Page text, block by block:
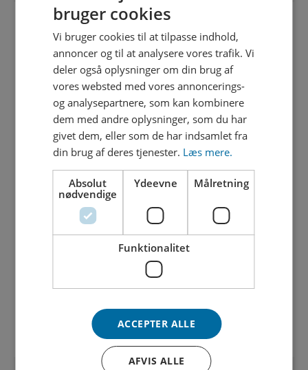
overbelastet, og der sker overløb.
bruger cookies
Vi bruger cookies til at tilpasse indhold,
annoncer og til at analysere vores trafik. Vi
deler også oplysninger om din brug af
vores websted med vores annoncerings-
og analysepartnere, som kan kombinere
dem med andre oplysninger, som du har
givet dem, eller som de har indsamlet fra
din brug af deres tjenester. Læs mere.
Absolut
nødvendige
Ydeevne Målretning
Funktionalitet
ACCEPTER ALLE
AFVIS ALLE